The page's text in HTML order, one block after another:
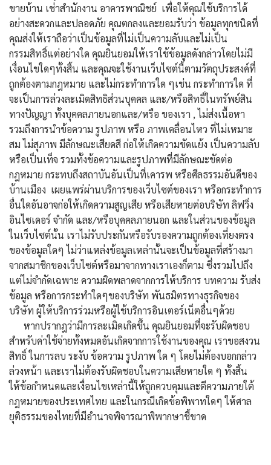
ขายบ้าน เช่าสำนักงาน อาคารพาณิชย์ เพื่อให้คุณใช้บริการได้
อย่างสะดวกและปลอดภัย คุณตกลงและยอมรับว่า ข้อมูลทุกชนิดที่
คุณส่งให้เราถือว่าเป็นข้อมูลที่ไม่เป็นความลับและไม่เป็น
กรรมสิทธิ์แต่อย่างใด คุณยินยอมให้เราใช้ข้อมูลดังกล่าวโดยไม่มี
เงื่อนไขใดๆทั้งสิ้น และคุณจะใช้งานเว็บไซต์นี้ตามวัตถุประสงค์ที่
ถูกต้องตามกฎหมาย และไม่กระทำการใด ๆเช่น กระทำการใด ที่
จะเป็นการล่วงละเมิดสิทธิส่วนบุคคล และ/หรือสิทธิ์ในทรัพย์สิน
ทางปัญญา ทั้งบุคคลภายนอกและ/หรือ ของเรา , ไม่ส่งเนื้อหา
รวมถึงการนำข้อความ รูปภาพ หรือ ภาพเคลื่อนไหว ที่ไม่เหมาะ
สม ไม่สุภาพ มีลักษณะเสียดสี ก่อให้เกิดความขัดแย้ง เป็นความลับ
หรือเป็นเท็จ รวมทั้งข้อความและรูปภาพที่มีลักษณะขัดต่อ
กฎหมาย กระทบถึงสถาบันอันเป็นที่เคารพ หรือศีลธรรมอันดีของ
บ้านเมือง เผยแพร่ผ่านบริการของเว็บไซต์ของเรา หรือกระทำการ
อื่นใดอันอาจก่อให้เกิดความสูญเสีย หรือเสียหายต่อบริษัท ลิฟวิ่ง
อินไซเดอร์ จำกัด และ/หรือบุคคลภายนอก และในส่วนของข้อมูล
ในเว็บไซต์นั้น เราไม่รับประกันหรือรับรองความถูกต้องเที่ยงตรง
ของข้อมูลใดๆ ไม่ว่าแหล่งข้อมูลเหล่านั้นจะเป็นข้อมูลที่สร้างมา
จากสมาชิกของเว็บไซต์หรือมาจากทางเราเองก็ตาม ซึ่งรวมไปถึง
แต่ไม่จำกัดเฉพาะ ความผิดพลาดจากการให้บริการ บทความ รับส่ง
ข้อมูล หรือการกระทำใดๆของบริษัท พันธมิตรทางธุรกิจของ
บริษัท ผู้ให้บริการร่วมหรือผู้ใช้บริการอินเตอร์เน็ตอื่นๆด้วย
หากปรากฎว่ามีการละเมิดเกิดขึ้น คุณยินยอมที่จะรับผิดชอบ
สำหรับค่าใช้จ่ายทั้งหมดอันเกิดจากการใช้งานของคุณ เราขอสงวน
สิทธิ์ ในการลบ ระงับ ข้อความ รูปภาพ ใด ๆ โดยไม่ต้องบอกกล่าว
ล่วงหน้า และเราไม่ต้องรับผิดชอบในความเสียหายใด ๆ ทั้งสิ้น
ให้ข้อกำหนดและเงื่อนไขเหล่านี้ให้ถูกควบคุมและตีความภายใต้
กฎหมายของประเทศไทย และในกรณีเกิดข้อพิพาทใดๆ ให้ศาล
ยุติธรรมของไทยที่มีอำนาจพิจารณาพิพากษาชี้ขาด